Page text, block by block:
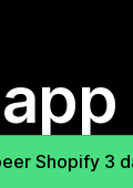
Shopify 3